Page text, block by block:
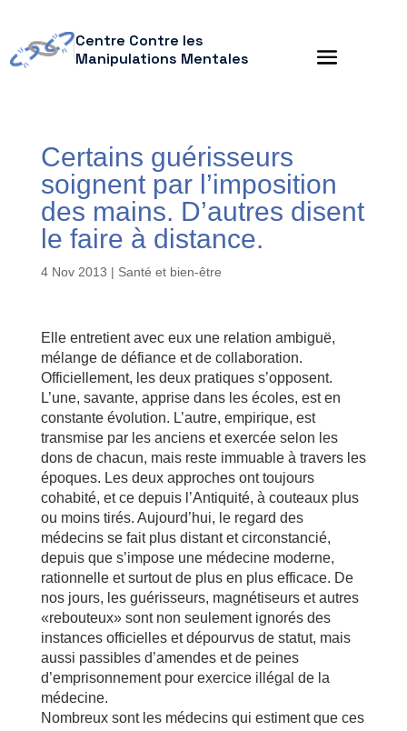
Centre Contre les
Manipulations Mentales
Certains guérisseurs
soignent par l’imposition
des mains. D’autres disent
le faire à distance.
4 Nov 2013 | Santé et bien-être
Elle entretient avec eux une relation ambiguë,
mélange de défiance et de collaboration.
Officiellement, les deux pratiques s’opposent.
L’une, savante, apprise dans les écoles, est en
constante évolution. L’autre, empirique, est
transmise par les anciens et exercée selon les
dons de chacun, mais reste immuable à travers les
époques. Les deux approches ont toujours
cohabité, et ce depuis l’Antiquité, à couteaux plus
ou moins tirés. Aujourd’hui, le regard des
médecins se fait plus distant et circonstancié,
depuis que s’impose une médecine moderne,
rationnelle et surtout de plus en plus efficace. De
nos jours, les guérisseurs, magnétiseurs et autres
«rebouteux» sont non seulement ignorés des
instances officielles et dépourvus de statut, mais
aussi passibles d’amendes et de peines
d’emprisonnement pour exercice illégal de la
médecine.
Nombreux sont les médecins qui estiment que ces